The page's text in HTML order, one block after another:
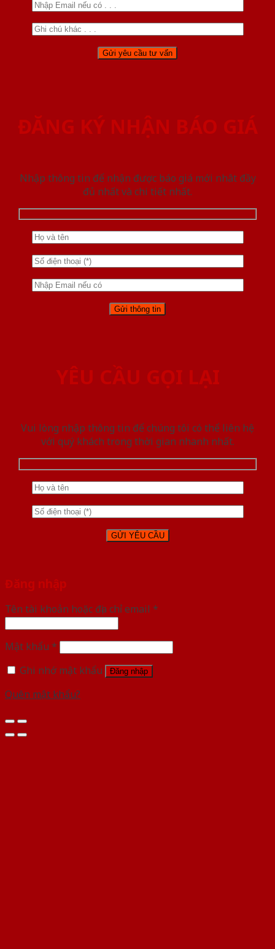
ĐĂNG KÝ NHẬN BÁO GIÁ
Nhập thông tin để nhận được báo giá mới nhât đầy
đủ nhất và chi tiết nhất.
YÊU CẦU GỌI LẠI
Vui lòng nhập thông tin để chúng tôi có thể liên hệ
với quý khách trong thời gian nhanh nhất.
Đăng nhập
Tên tài khoản hoặc địa chỉ email *
Mật khẩu *
Ghi nhớ mật khẩu
Đăng nhập
Quên mật khẩu?